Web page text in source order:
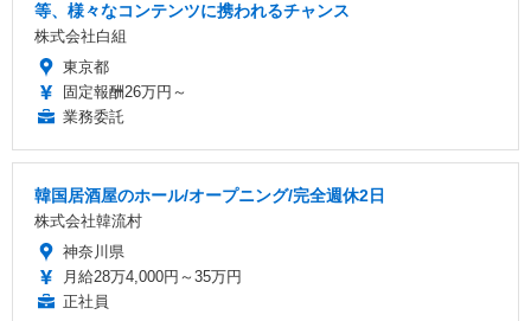
等、様々なコンテンツに携われるチャンス
株式会社白組
東京都
固定報酬26万円～
業務委託
韓国居酒屋のホール/オープニング/完全週休2日
株式会社韓流村
神奈川県
月給28万4,000円～35万円
正社員